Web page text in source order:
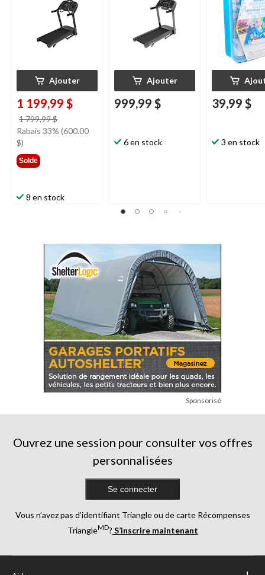
Ajouter
1 199,99 $
1 799,99 $
était
Rabais 33% (600.00
$)
Solde
8 en stock
Ajouter
999,99 $
6 en stock
et plus
39,99 $
3 en stock
Sponsorisé
Ouvrez une session pour consulter vos offres
personnalisées
Se connecter
Vous n’avez pas d’identifiant Triangle ou de carte Récompenses
TriangleMD? S’inscrire maintenant